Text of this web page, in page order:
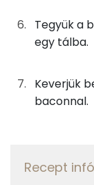
0gsó
Összesen
C vitamin:
Niacin -
E vitamin:
Tegyük a
egy tálba.
Keverjük
baconnal.
Recept infó